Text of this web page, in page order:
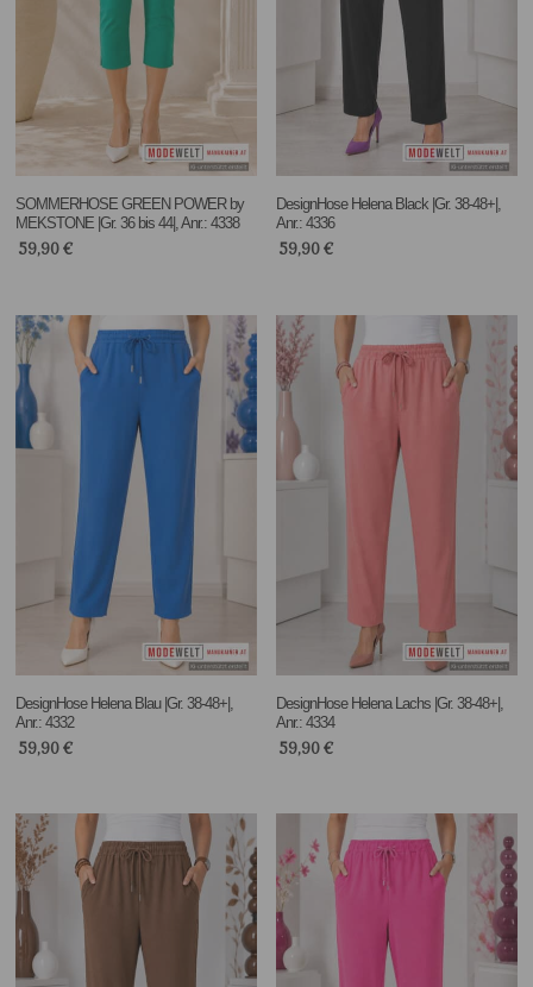
SOMMERHOSE GREEN POWER by
MEKSTONE |Gr. 36 bis 44|, Anr.: 4338
59,90€
DesignHose Helena Black |Gr. 38-48+|,
Anr.: 4336
59,90€
DesignHose Helena Blau |Gr. 38-48+|,
Anr.: 4332
59,90€
DesignHose Helena Lachs |Gr. 38-48+|,
Anr.: 4334
59,90€